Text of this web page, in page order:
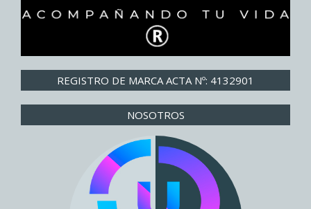
REGISTRO DE MARCA ACTA Nº: 4132901
NOSOTROS